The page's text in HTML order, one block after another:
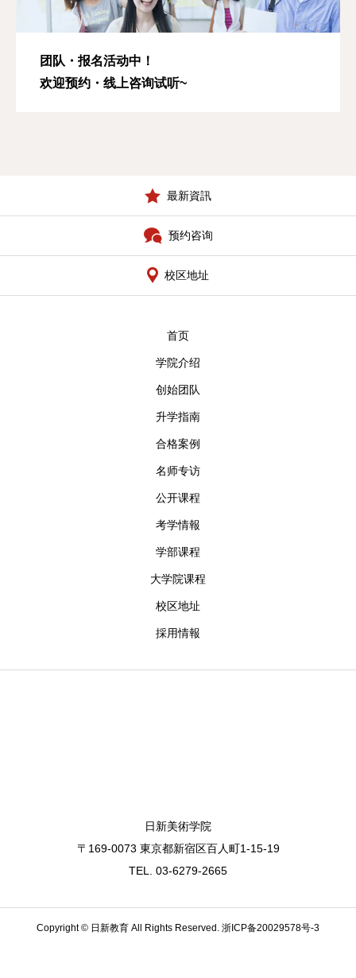
团队・报名活动中！
欢迎预约・线上咨询试听~
最新資訊
预约咨询
校区地址
首页
学院介绍
创始团队
升学指南
合格案例
名师专访
公开课程
考学情報
学部课程
大学院课程
校区地址
採用情報
日新美術学院
〒169-0073 東京都新宿区百人町1-15-19
TEL. 03-6279-2665
Copyright © 日新教育 All Rights Reserved. 浙ICP备20029578号-3